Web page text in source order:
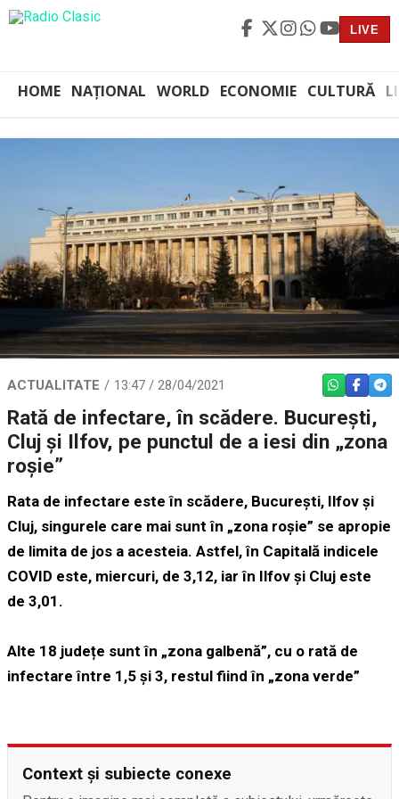
LIVE
HOME NAȚIONAL WORLD ECONOMIE CULTURĂ
ACTUALITATE 13:47 / 28/04/2021 WHATSAPP
Rată de infectare, în scădere. București,
Cluj și Ilfov, pe punctul de a iesi din „zona
roșie”
Rata de infectare este în scădere, București, Ilfov și
Cluj, singurele care mai sunt în „zona roșie” se apropie
de limita de jos a acesteia. Astfel, în Capitală indicele
COVID este, miercuri, de 3,12, iar în Ilfov și Cluj este
de 3,01.
Alte 18 județe sunt în „zona galbenă”, cu o rată de
infectare între 1,5 și 3, restul fiind în „zona verde”
Context și subiecte conexe